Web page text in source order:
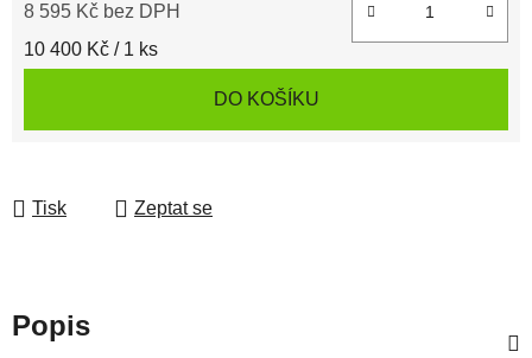
8 595 Kč bez DPH
Měrná cena:
10 400 Kč / 1 ks
DO KOŠÍKU
Tisk Zeptat se
Popis